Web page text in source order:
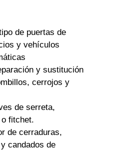
de puertas de
y vehículos
y sustitución
cerrojos y
de serreta,
fitchet.
de cerraduras,
candados de